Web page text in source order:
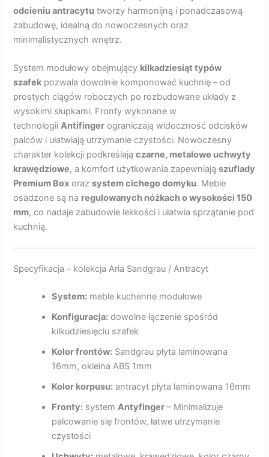
odcieniu antracytu tworzy harmonijną i ponadczasową
zabudowę, idealną do nowoczesnych oraz
minimalistycznych wnętrz.
System modułowy obejmujący kilkadziesiąt typów
szafek pozwala dowolnie komponować kuchnię – od
prostych ciągów roboczych po rozbudowane układy z
wysokimi słupkami. Fronty wykonane w
technologiiAntifinger ograniczają widoczność odcisków
palców i ułatwiają utrzymanie czystości. Nowoczesny
charakter kolekcji podkreślajączarne, metalowe uchwyty
krawędziowe, a komfort użytkowania zapewniająszuflady
Premium Box orazsystem cichego domyku. Meble
osadzone są na regulowanych nóżkach o wysokości 150
mm, co nadaje zabudowie lekkości i ułatwia sprzątanie pod
kuchnią.
Specyfikacja – kolekcja Aria Sandgrau / Antracyt
System: meble kuchenne modułowe
Konfiguracja: dowolne łączenie spośród
kilkudziesięciu szafek
Kolor frontów: Sandgrau płyta laminowana
16mm, okleina ABS 1mm
Kolor korpusu: antracyt płyta laminowana 16mm
Fronty: systemAntyfinger – Minimalizuje
palcowanie się frontów, łatwe utrzymanie
czystości